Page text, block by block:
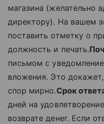
магазина (желательно
директору). На вашем
поставить отметку о
должность и печать.
письмом с
вложения. Это
спор мирно.Срок
дней на
возврате денег. Если